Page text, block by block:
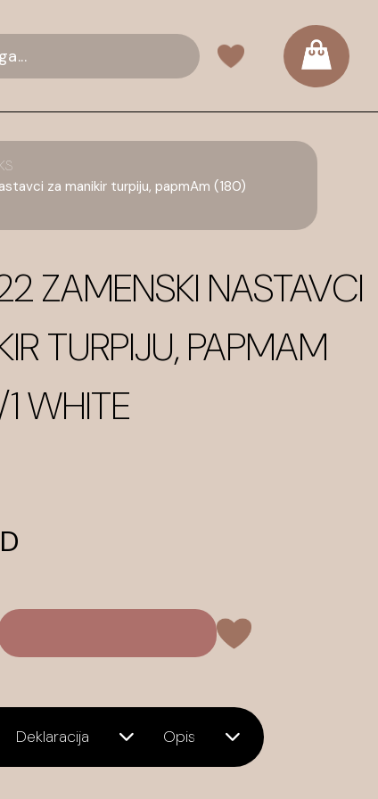
za manikir turpiju, papmAm (180)
ZAMENSKI NASTAVCI
TURPIJU, PAPMAM
WHITE
Deklaracija Opis